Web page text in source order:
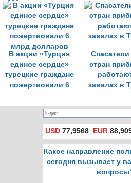
200 разрушенных
домов
стран
В акции «Турция
единое сердце»
турецкие граждане
пожертвовали 6
Спасатели
стран
завалах в
USD 77,9568 EUR
Какое направление
сегодня вызывает у